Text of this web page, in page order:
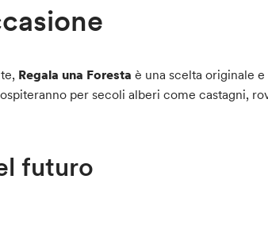
Regala una Foresta è una scelta originale
per secoli alberi come castagni,
futuro